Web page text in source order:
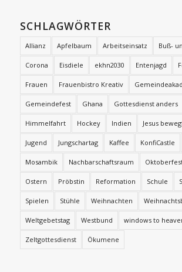
SCHLAGWÖRTER
Allianz Apfelbaum Arbeitseinsatz Buß-
Corona Eisdiele ekhn2030 Entenjagd
Frauen Frauenbistro Kreativ
Gemeindefest Ghana Gottesdienst anders
Himmelfahrt Hockey Indien Jesus
Jugend Jungschartag Kaffee KonfiCastle
Mosambik Nachbarschaftsraum
Ostern Pröbstin Reformation Schule
Spielen Stühle Weihnachten
Weltgebetstag Westbund windows to
Zeltgottesdienst Ökumene